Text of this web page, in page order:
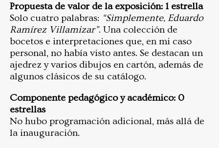
Propuesta de valor de la exposición: 1 estrella
Solo cuatro palabras: “Simplemente, Eduardo
Ramírez Villamizar”. Una colección de
bocetos e interpretaciones que, en mi caso
personal, no había visto antes. Se destacan un
ajedrez y varios dibujos en cartón, además de
algunos clásicos de su catálogo.
Componente pedagógico y académico: 0
estrellas
No hubo programación adicional, más allá de
la inauguración.